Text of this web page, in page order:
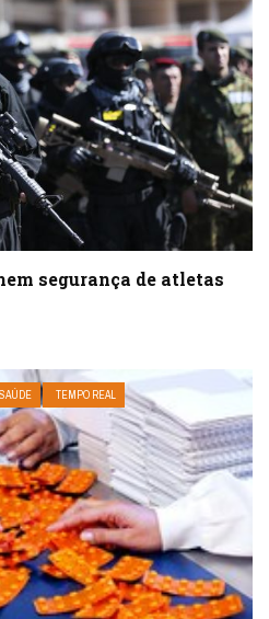
segurança de atletas
SAÚDE TEMPO REAL